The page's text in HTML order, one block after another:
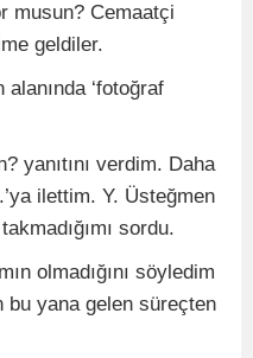
musun? Cemaatçi
geldiler.
‘fotoğraf
yanıtını verdim. Daha
ilettim. Y. Üsteğmen
sordu.
olmadığını söyledim
bu yana gelen süreçten